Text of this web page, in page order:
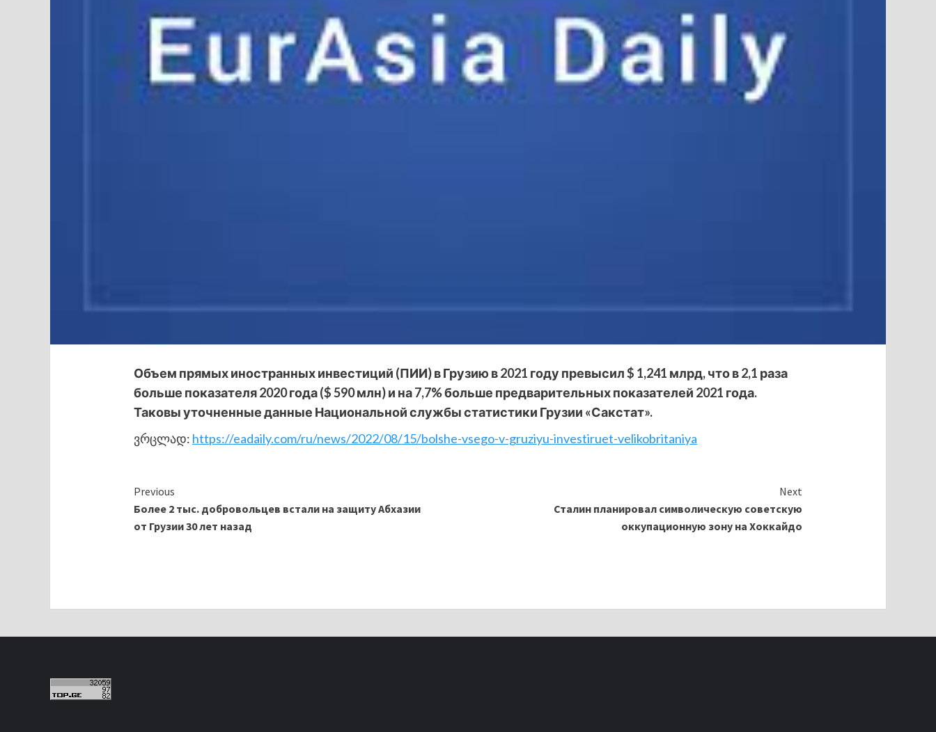
Объем прямых иностранных инвестиций (ПИИ) в Грузию в 2021 году превысил $ 1,241 млрд, что в 2,1 раза
больше показателя 2020 года ($ 590 млн) и на 7,7% больше предварительных показателей 2021 года.
Таковы уточненные данные Национальной службы статистики Грузии «Сакстат».
ვრცლად: https://eadaily.com/ru/news/2022/08/15/bolshe-vsego-v-gruziyu-investiruet-velikobritaniya
Continue
Reading
Previous
Более 2 тыс. добровольцев встали на защиту Абхазии
от Грузии 30 лет назад
Next
Сталин планировал символическую советскую
оккупационную зону на Хоккайдо